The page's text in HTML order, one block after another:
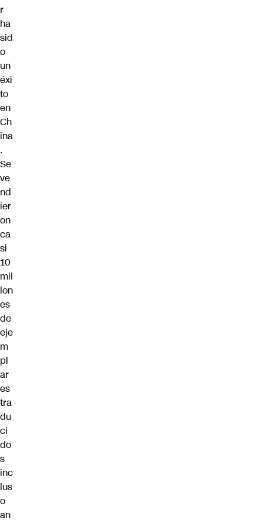
r
ha
sid
o
un
éxi
to
en
Ch
ina
.
Se
ve
nd
ier
on
ca
si
10
mil
lon
es
de
eje
m
pl
ar
es
tra
du
ci
do
s
inc
lus
o
an